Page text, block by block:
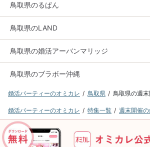
鳥取県のるぱん
鳥取県のLAND
鳥取県の婚活アーバンマリッジ
鳥取県のブラボー沖縄
婚活パーティーのオミカレ 鳥取県 鳥取県の週
婚活パーティーのオミカレ 特集一覧 週末開催